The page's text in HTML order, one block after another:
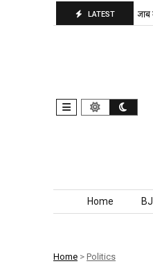
LATEST
बरकरार, बांकीपुर में… पंजाब
Skip to content
Home
Home > Politics